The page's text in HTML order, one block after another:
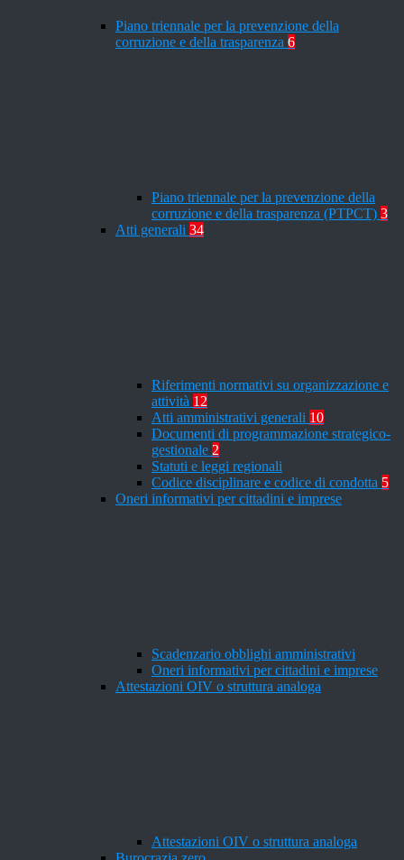
Piano triennale per la prevenzione della
corruzione e della trasparenza 6
Piano triennale per la prevenzione della
corruzione e della trasparenza (PTPCT) 3
Atti generali 34
Riferimenti normativi su organizzazione e
attività 12
Atti amministrativi generali 10
Documenti di programmazione strategico-
gestionale 2
Statuti e leggi regionali
Codice disciplinare e codice di condotta 5
Oneri informativi per cittadini e imprese
Scadenzario obblighi amministrativi
Oneri informativi per cittadini e imprese
Attestazioni OIV o struttura analoga
Attestazioni OIV o struttura analoga